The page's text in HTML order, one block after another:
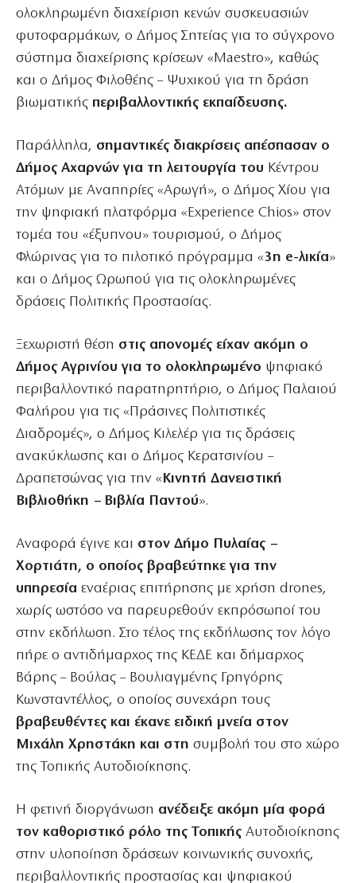
ολοκληρωμένη διαχείριση κενών συσκευασιών
φυτοφαρμάκων, ο Δήμος Σητείας για το σύγχρονο
σύστημα διαχείρισης κρίσεων «Maestro», καθώς
και ο Δήμος Φιλοθέης – Ψυχικού για τη δράση
βιωματικής περιβαλλοντικής εκπαίδευσης.
Παράλληλα, σημαντικές διακρίσεις απέσπασαν ο
Δήμος Αχαρνών για τη λειτουργία του Κέντρου
Ατόμων με Αναπηρίες «Αρωγή», ο Δήμος Χίου για
την ψηφιακή πλατφόρμα «Experience Chios» στον
τομέα του «έξυπνου» τουρισμού, ο Δήμος
Φλώρινας για το πιλοτικό πρόγραμμα «3η e-λικία»
και ο Δήμος Ωρωπού για τις ολοκληρωμένες
δράσεις Πολιτικής Προστασίας.
Ξεχωριστή θέση στις απονομές είχαν ακόμη ο
Δήμος Αγρινίου για το ολοκληρωμένο ψηφιακό
περιβαλλοντικό παρατηρητήριο, ο Δήμος Παλαιού
Φαλήρου για τις «Πράσινες Πολιτιστικές
Διαδρομές», ο Δήμος Κιλελέρ για τις δράσεις
ανακύκλωσης και ο Δήμος Κερατσινίου –
Δραπετσώνας για την «Κινητή Δανειστική
Βιβλιοθήκη – Βιβλία Παντού».
Αναφορά έγινε και στον Δήμο Πυλαίας –
Χορτιάτη, ο οποίος βραβεύτηκε για την
υπηρεσία εναέριας επιτήρησης με χρήση drones,
χωρίς ωστόσο να παρευρεθούν εκπρόσωποί του
στην εκδήλωση. Στο τέλος της εκδήλωσης τον λόγο
πήρε ο αντιδήμαρχος της ΚΕΔΕ και δήμαρχος
Βάρης – Βούλας – Βουλιαγμένης Γρηγόρης
Κωνσταντέλλος, ο οποίος συνεχάρη τους
βραβευθέντες και έκανε ειδική μνεία στον
Μιχάλη Χρηστάκη και στη συμβολή του στο χώρο
της Τοπικής Αυτοδιοίκησης.
Η φετινή διοργάνωση ανέδειξε ακόμη μία φορά
τον καθοριστικό ρόλο της Τοπικής Αυτοδιοίκησης
στην υλοποίηση δράσεων κοινωνικής συνοχής,
περιβαλλοντικής προστασίας και ψηφιακού